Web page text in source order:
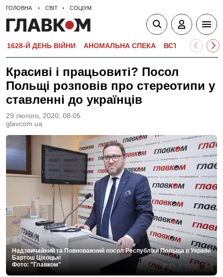
ГОЛОВНА СВІТ СОЦІУМ
1628-Й ДЕНЬ ВІЙНИ АНОМАЛЬНА СПЕКА ВСТУПНА
Красиві і працьовиті? Посол
Польщі розповів про стереотипи у
ставленні до українців
29 лютого, 2020, 08:05
glavcom.ua
Надзвичайний та Повноважний посол Республіки Польща в Україні
Бартош Ціхоцькі
Фото: "Главком"